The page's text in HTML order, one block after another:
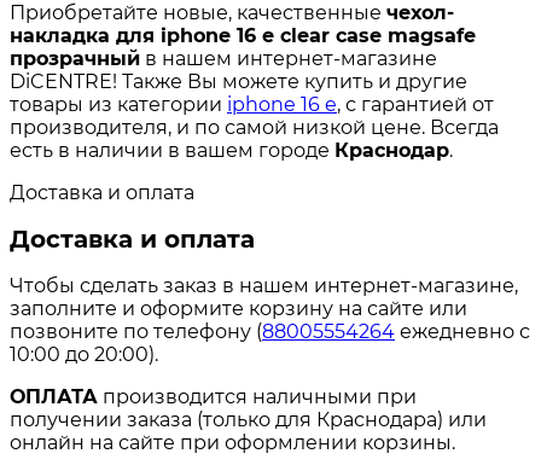
Приобретайте новые, качественные чехол-
накладка для iphone 16 e clear case magsafe
прозрачный в нашем интернет-магазине
DiCENTRE! Также Вы можете купить и другие
товары из категории iphone 16 e, с гарантией от
производителя, и по самой низкой цене. Всегда
есть в наличии в вашем городе Краснодар.
Доставка и оплата
Доставка и оплата
Чтобы сделать заказ в нашем интернет-магазине,
заполните и оформите корзину на сайте или
позвоните по телефону (88005554264 ежедневно с
10:00 до 20:00).
ОПЛАТА производится наличными при
получении заказа (только для Краснодара) или
онлайн на сайте при оформлении корзины.